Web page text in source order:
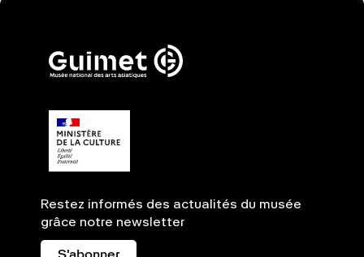
Restez informés des actualités du musée
grâce notre newsletter